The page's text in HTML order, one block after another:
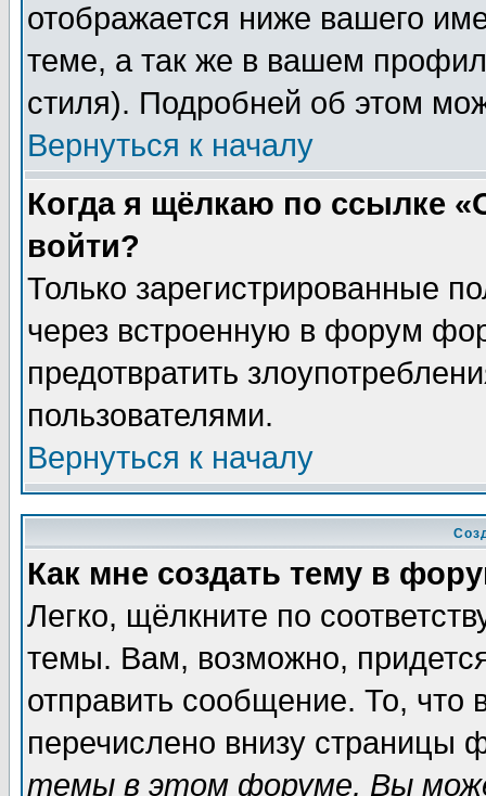
отображается ниже вашего
теме, а так же в вашем
стиля). Подробней об этом
Вернуться к началу
Когда я щёлкаю по ссылке
войти?
Только зарегистрированные
через встроенную в форум
предотвратить
пользователями.
Вернуться к началу
Как мне создать тему в
Легко, щёлкните по
темы. Вам, возможно,
отправить сообщение. То,
перечислено внизу страницы
темы в этом форуме, Вы